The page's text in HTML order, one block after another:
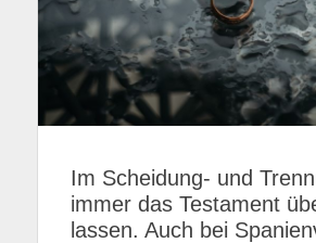
Im Scheidung- und
immer das Testament
lassen. Auch bei